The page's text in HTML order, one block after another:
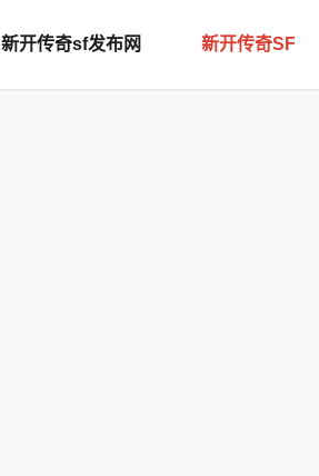
新开传奇sf发布网 新开传奇SF